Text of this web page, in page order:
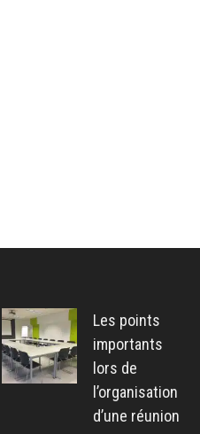
Les points
importants
lors de
l’organisation
d’une réunion